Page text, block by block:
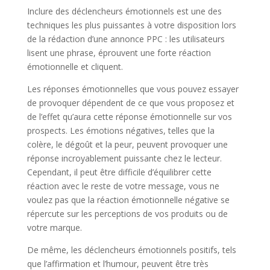
Inclure des déclencheurs émotionnels est une des
techniques les plus puissantes à votre disposition lors
de la rédaction d’une annonce PPC : les utilisateurs
lisent une phrase, éprouvent une forte réaction
émotionnelle et cliquent.
Les réponses émotionnelles que vous pouvez essayer
de provoquer dépendent de ce que vous proposez et
de l’effet qu’aura cette réponse émotionnelle sur vos
prospects. Les émotions négatives, telles que la
colère, le dégoût et la peur, peuvent provoquer une
réponse incroyablement puissante chez le lecteur.
Cependant, il peut être difficile d’équilibrer cette
réaction avec le reste de votre message, vous ne
voulez pas que la réaction émotionnelle négative se
répercute sur les perceptions de vos produits ou de
votre marque.
De même, les déclencheurs émotionnels positifs, tels
que l’affirmation et l’humour, peuvent être très